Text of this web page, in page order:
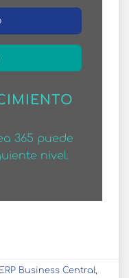
365 puede
nivel.
ERP Business Central,